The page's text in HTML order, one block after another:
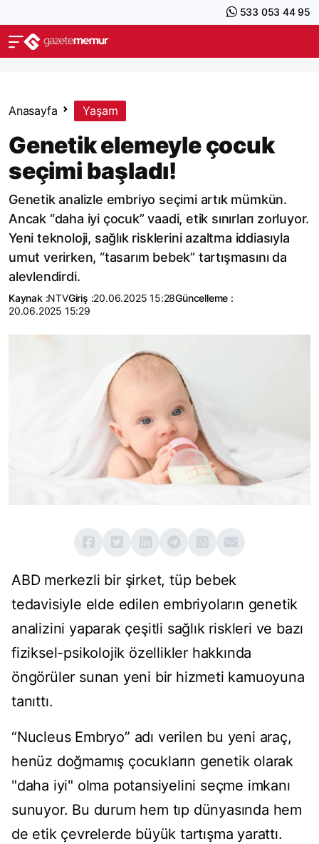
533 053 44 95
Anasayfa Yaşam
Genetik elemeyle çocuk
seçimi başladı!
Genetik analizle embriyo seçimi artık mümkün.
Ancak “daha iyi çocuk” vaadi, etik sınırları zorluyor.
Yeni teknoloji, sağlık risklerini azaltma iddiasıyla
umut verirken, “tasarım bebek” tartışmasını da
alevlendirdi.
Kaynak :NTVGiriş :20.06.2025 15:28Güncelleme :
20.06.2025 15:29
ABD merkezli bir şirket, tüp bebek
tedavisiyle elde edilen embriyoların genetik
analizini yaparak çeşitli sağlık riskleri ve bazı
fiziksel-psikolojik özellikler hakkında
öngörüler sunan yeni bir hizmeti kamuoyuna
tanıttı.
“Nucleus Embryo” adı verilen bu yeni araç,
henüz doğmamış çocukların genetik olarak
"daha iyi" olma potansiyelini seçme imkanı
sunuyor. Bu durum hem tıp dünyasında hem
de etik çevrelerde büyük tartışma yarattı.